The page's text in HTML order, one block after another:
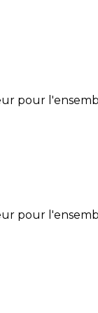
pour
pour